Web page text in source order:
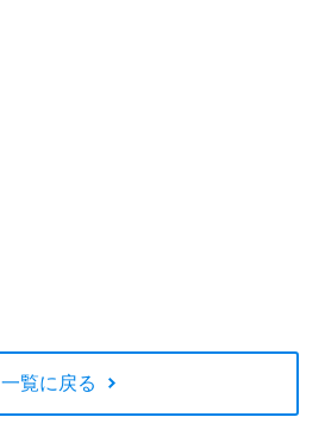
一覧に戻る